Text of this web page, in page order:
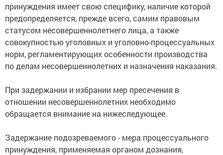
принуждения имеет свою специфику, наличие которой
предопределяется, прежде всего, самим правовым
статусом несовершеннолетнего лица, а также
совокупностью уголовных и уголовно-процессуальных
норм, регламентирующих особенности производства
по делам несовершеннолетних и назначения наказания.
При задержании и избрании мер пресечения в
отношении несовершеннолетних необходимо
обращается внимание на нижеследующее.
Задержание подозреваемого - мера процессуального
принуждения, применяемая органом дознания,